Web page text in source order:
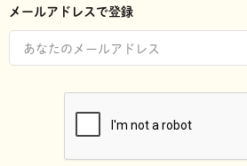
メールアドレスで登録